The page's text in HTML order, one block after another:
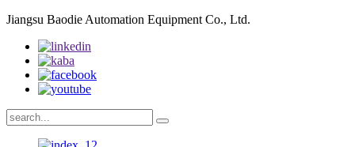
Jiangsu Baodie Automation Equipment Co., Ltd.